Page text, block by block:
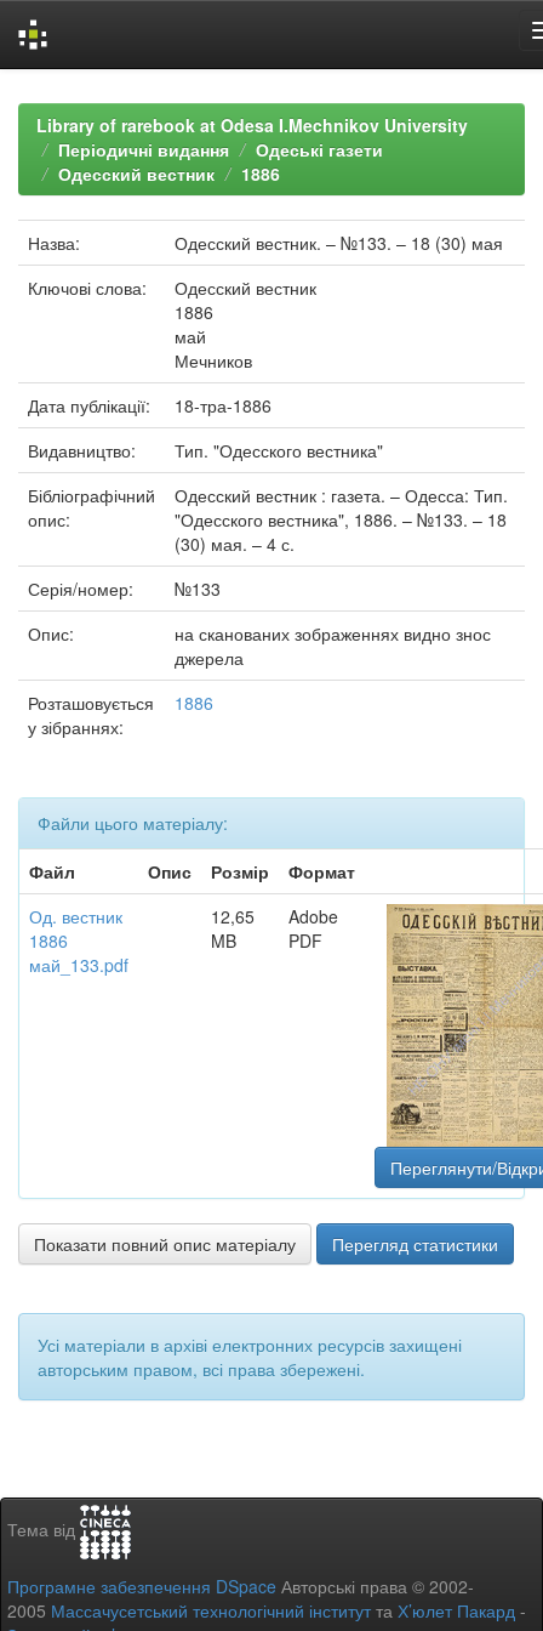
navigationLibrary of rarebook at Odesa I.Mechnikov University
Періодичні видання
Одеські газети
Одесский вестник
1886
Назва:
Одесский вестник. – №133. – 18 (30) мая
Ключові слова:
Одесский вестник
1886
май
Мечников
Дата публікації:
18-тра-1886
Видавництво:
Тип. "Одесского вестника"
Бібліографічний
опис:
Одесский вестник : газета. – Одесса: Тип.
"Одесского вестника", 1886. – №133. – 18
(30) мая. – 4 с.
Серія/номер:
№133
Опис:
на сканованих зображеннях видно знос
джерела
Розташовується
у зібраннях:
1886
Файли цього матеріалу:
Файл
Опис Розмір
Формат
Од. вестник
1886
май_133.pdf
12,65
MB
Adobe
PDF
Переглянути/
Показати повний опис матеріалу Перегляд статистики
Усі матеріали в архіві електронних ресурсів захищені
авторським правом, всі права збережені.
Тема від
Програмне забезпечення DSpace Авторські права © 2002-
2005 Массачусетський технологічний інститутта Х’юлет Пакард -